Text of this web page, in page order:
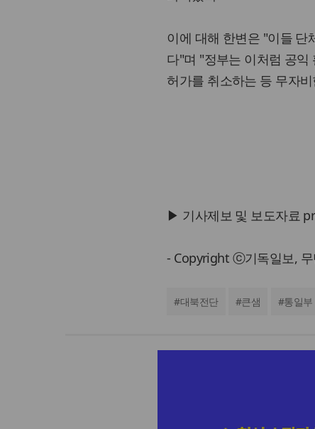
이에 대해 한변은 "이들 단
다"며 "정부는 이처럼 공익
허가를 취소하는 등 무자
▶ 기사제보 및 보도자료
- Copyright ⓒ기독일보, 무
#대북전단 #큰샘 #통일부